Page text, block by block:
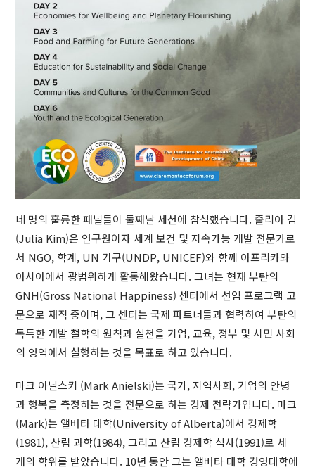
네 명의 훌륭한 패널들이 둘째날 세션에 참석했습니다. 줄리아 김
(Julia Kim)은 연구원이자 세계 보건 및 지속가능 개발 전문가로
서 NGO, 학계, UN 기구(UNDP, UNICEF)와 함께 아프리카와
아시아에서 광범위하게 활동해왔습니다. 그녀는 현재 부탄의
GNH(Gross National Happiness) 센터에서 선임 프로그램 고
문으로 재직 중이며, 그 센터는 국제 파트너들과 협력하여 부탄의
독특한 개발 철학의 원칙과 실천을 기업, 교육, 정부 및 시민 사회
의 영역에서 실행하는 것을 목표로 하고 있습니다.
마크 아닐스키 (Mark Anielski)는 국가, 지역사회, 기업의 안녕
과 행복을 측정하는 것을 전문으로 하는 경제 전략가입니다. 마크
(Mark)는 앨버타 대학(University of Alberta)에서 경제학
(1981), 산림 과학(1984), 그리고 산림 경제학 석사(1991)로 세
개의 학위를 받았습니다. 10년 동안 그는 앨버타 대학 경영대학에